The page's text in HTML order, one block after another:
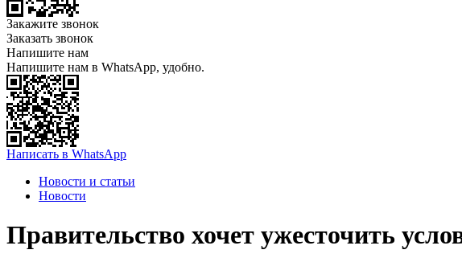
Закажите звонок
Заказать звонок
Напишите нам
Напишите нам в WhatsApp, удобно.
Написать в WhatsApp
Новости и статьи
Новости
Правительство хочет ужесточить